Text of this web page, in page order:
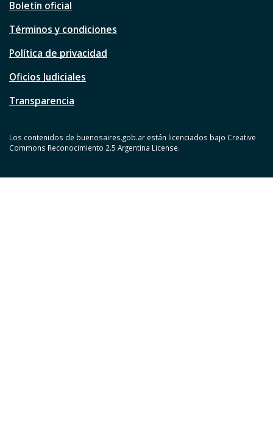
Boletín oficial
Términos y condiciones
Política de privacidad
Oficios Judiciales
Transparencia
Los contenidos de buenosaires.gob.ar están licenciados bajo Creative
Commons Reconocimiento 2.5 Argentina License.